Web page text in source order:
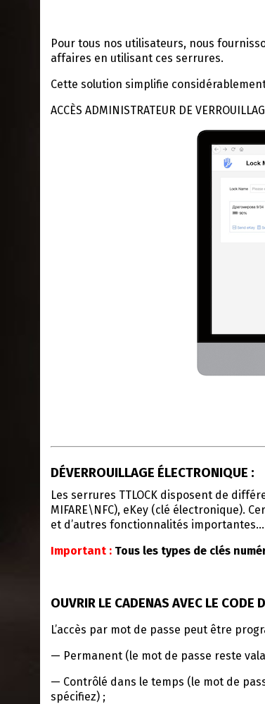
Pour tous nos utilisateurs, nous
affaires en utilisant ces serrures.
Cette solution simplifie
ACCÈS ADMINISTRATEUR DE
DÉVERROUILLAGE ÉLECTRONIQUE :
Les serrures TTLOCK disposent de
MIFARE\NFC), eKey (clé électronique).
et d’autres fonctionnalités importantes…
Important : Tous les types de clés
OUVRIR LE CADENAS AVEC LE CODE
L’accès par mot de passe peut être
— Permanent (le mot de passe reste
— Contrôlé dans le temps (le mot de
spécifiez) ;